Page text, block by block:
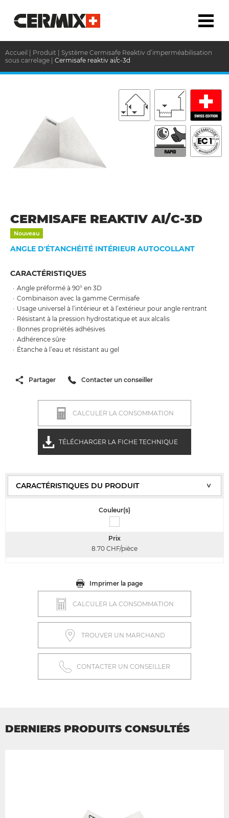
Accueil Produit
Système Cermisafe Reaktiv d’imperméabilisation
sous carrelage
Cermisafe reaktiv ai/c-3d
CERMISAFE REAKTIV AI/C-3D
Nouveau
ANGLE D'ÉTANCHÉITÉ INTÉRIEUR AUTOCOLLANT
CARACTÉRISTIQUES
Angle préformé à 90° en 3D
Combinaison avec la gamme Cermisafe
Usage universel à l’intérieur et à l’extérieur pour angle rentrant
Résistant à la pression hydrostatique et aux alcalis
Bonnes propriétés adhésives
Adhérence sûre
Étanche à l’eau et résistant au gel
Partager Contacter un conseiller
CALCULER LA CONSOMMATION
TÉLÉCHARGER LA FICHE TECHNIQUE
Couleur(s)
Prix
8.70 CHF/pièce
Imprimer la page
CALCULER LA CONSOMMATION
TROUVER UN MARCHAND
CONTACTER UN CONSEILLER
DERNIERS PRODUITS CONSULTÉS